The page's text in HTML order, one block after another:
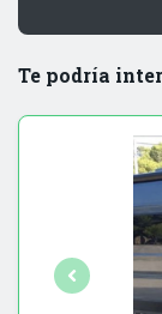
Te podría